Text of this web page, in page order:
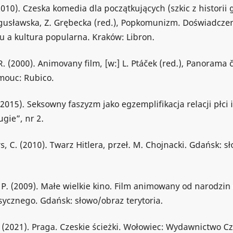
Czeska komedia dla początkujących (szkic z historii
Z. Grębecka (red.), Popkomunizm.
a kultura popularna. Kraków: Libron.
(2000). Animovany film, [w:] L. Ptáček (red.), Panorama
Rubico.
Seksowny faszyzm jako egzemplifikacja relacji płci
nr 2.
C. (2010). Twarz Hitlera, przeł. M. Chojnacki. Gdańsk:
(2009). Małe wielkie kino. Film animowany od narodzin
Gdańsk: słowo/obraz terytoria.
Praga. Czeskie ścieżki. Wołowiec: Wydawnictwo